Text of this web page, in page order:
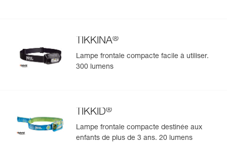
TIKKINA®
Lampe frontale compacte facile à utiliser.
300 lumens
TIKKID®
Lampe frontale compacte destinée aux
enfants de plus de 3 ans. 20 lumens